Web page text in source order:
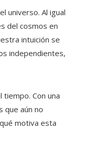
universo. Al igual
del cosmos en
intuición se
independientes,
Con una
que aún no
motiva esta